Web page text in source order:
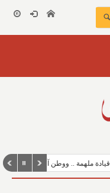
قيادة ملهمة .. ووطن آمن